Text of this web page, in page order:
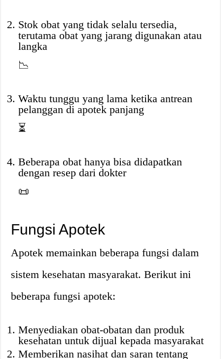
Stok obat yang tidak selalu tersedia,
terutama obat yang jarang digunakan atau
langka
📉
Waktu tunggu yang lama ketika antrean
pelanggan di apotek panjang
⏳
Beberapa obat hanya bisa didapatkan
dengan resep dari dokter
📜
Fungsi Apotek
Apotek memainkan beberapa fungsi dalam
sistem kesehatan masyarakat. Berikut ini
beberapa fungsi apotek:
Menyediakan obat-obatan dan produk
kesehatan untuk dijual kepada masyarakat
Memberikan nasihat dan saran tentang